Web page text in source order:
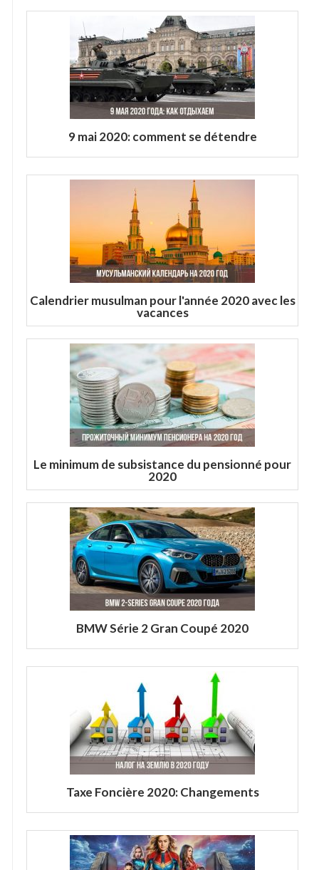
9 mai 2020: comment se détendre
Calendrier musulman pour l'année 2020 avec les
vacances
Le minimum de subsistance du pensionné pour
2020
BMW Série 2 Gran Coupé 2020
Taxe Foncière 2020: Changements